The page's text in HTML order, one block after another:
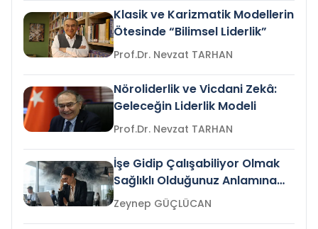
Klasik ve Karizmatik Modellerin
Ötesinde “Bilimsel Liderlik”
Prof.Dr. Nevzat TARHAN
Nöroliderlik ve Vicdani Zekâ:
Geleceğin Liderlik Modeli
Prof.Dr. Nevzat TARHAN
İşe Gidip Çalışabiliyor Olmak
Sağlıklı Olduğunuz Anlamına
Gelir mi?Zeynep GÜÇLÜCAN